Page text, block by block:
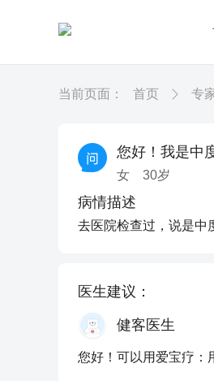
当前页面： 首页 专
您好！我是中
女 30岁
病情描述
去医院检查过，说是中
医生建议：
健客医生
您好！可以用爱宝疗：